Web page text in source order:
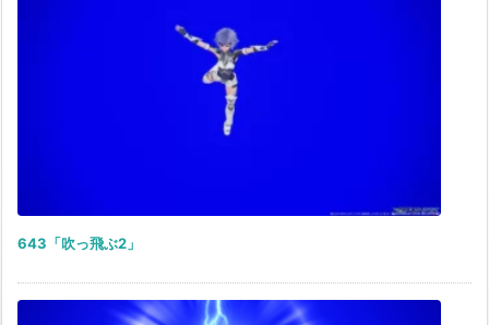
643「吹っ飛ぶ2」